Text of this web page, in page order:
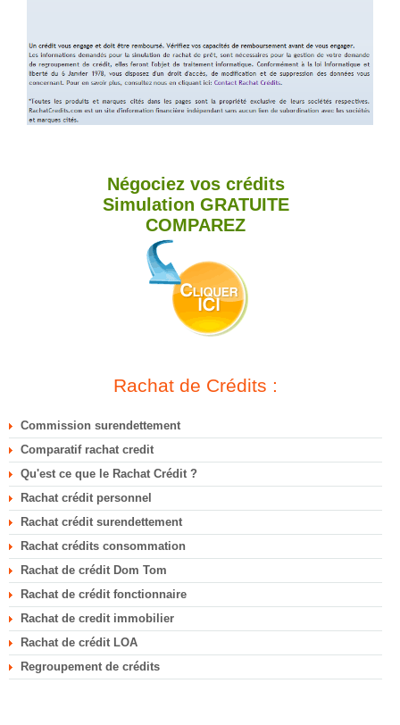
Négociez vos crédits
Simulation GRATUITE
COMPAREZ
Rachat de Crédits :
Commission surendettement
Comparatif rachat credit
Qu'est ce que le Rachat Crédit ?
Rachat crédit personnel
Rachat crédit surendettement
Rachat crédits consommation
Rachat de crédit Dom Tom
Rachat de crédit fonctionnaire
Rachat de credit immobilier
Rachat de crédit LOA
Regroupement de crédits